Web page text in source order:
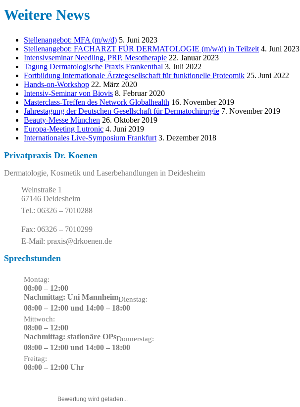
Weitere News
Stellenangebot: MFA (m/w/d) 5. Juni 2023
Stellenangebot: FACHARZT FÜR DERMATOLOGIE (m/w/d) in Teilzeit 4. Juni 2023
Intensivseminar Needling, PRP, Mesotherapie 22. Januar 2023
Tagung Dermatologische Praxis Frankenthal 3. Juli 2022
Fortbildung Internationale Ärztegesellschaft für funktionelle Proteomik 25. Juni 2022
Hands-on-Workshop 22. März 2020
Intensiv-Seminar von Biovis 8. Februar 2020
Masterclass-Treffen des Network Globalhealth 16. November 2019
Jahrestagung der Deutschen Gesellschaft für Dermatochirurgie 7. November 2019
Beauty-Messe München 26. Oktober 2019
Europa-Meeting Lutronic 4. Juni 2019
Internationales Live-Symposium Frankfurt 3. Dezember 2018
Privatpraxis Dr. Koenen
Dermatologie, Kosmetik und Laserbehandlungen in Deidesheim
Weinstraße 1
67146 Deidesheim
Tel.: 06326 – 7010288
Fax: 06326 – 7010299
E-Mail: praxis@drkoenen.de
Sprechstunden
Montag:
08:00 – 12:00
Nachmittag: Uni MannheimDienstag:
08:00 – 12:00 und 14:00 – 18:00
Mittwoch:
08:00 – 12:00
Nachmittag: stationäre OPsDonnerstag:
08:00 – 12:00 und 14:00 – 18:00
Freitag:
08:00 – 12:00 Uhr
Bewertung wird geladen...